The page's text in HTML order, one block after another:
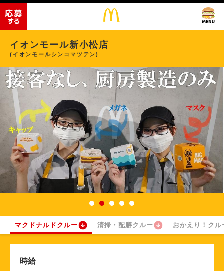
イオンモール新小松店
(イオンモールシンコマツテン)
マクドナルドクルー 清掃・配膳クルー おかえり！クル
時給